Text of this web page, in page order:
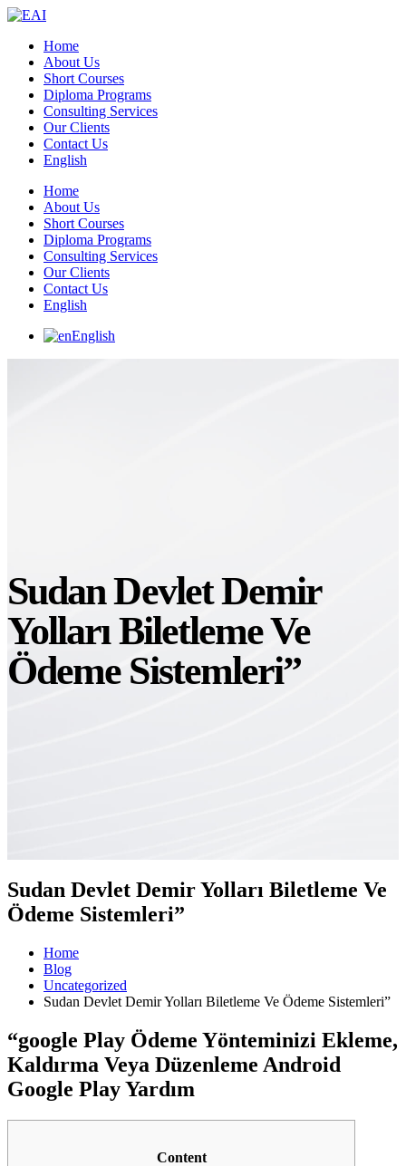
Home
About Us
Short Courses
Diploma Programs
Consulting Services
Our Clients
Contact Us
English
Home
About Us
Short Courses
Diploma Programs
Consulting Services
Our Clients
Contact Us
English
English
Sudan Devlet Demir
Yolları Biletleme Ve
Ödeme Sistemleri”
Sudan Devlet Demir Yolları Biletleme Ve
Ödeme Sistemleri”
Home
Blog
Uncategorized
Sudan Devlet Demir Yolları Biletleme Ve Ödeme Sistemleri”
“google Play Ödeme Yönteminizi Ekleme,
Kaldırma Veya Düzenleme Android
Google Play Yardım
Content